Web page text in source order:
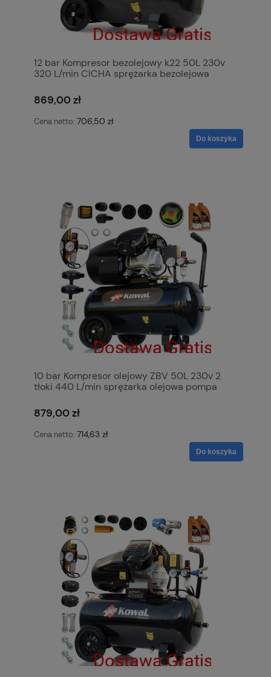
12 bar Kompresor bezolejowy k22 50L 230v
320 L/min CICHA sprężarka bezolejowa
869,00 zł
Cena netto: 706,50 zł
Do koszyka
10 bar Kompresor olejowy ZBV 50L 230v 2
tłoki 440 L/min sprężarka olejowa pompa
879,00 zł
Cena netto: 714,63 zł
Do koszyka